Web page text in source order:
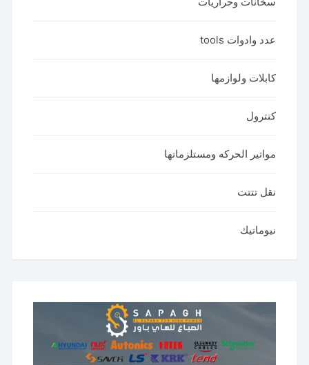
عدد وادوات tools
كابلات ولوازمها
كنترول
مواتير الحركه ومستلزماتها
نقل تتتت
نيوماتيك